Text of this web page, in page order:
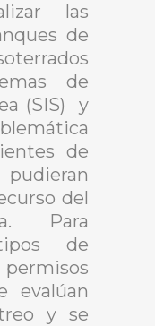
las
de
de
(SIS) y
de
del
Para
de
evalúan
y se